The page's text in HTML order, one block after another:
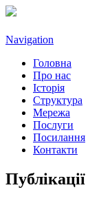
Navigation
Головна
Про нас
Історія
Структура
Мережа
Послуги
Посилання
Контакти
Публікації